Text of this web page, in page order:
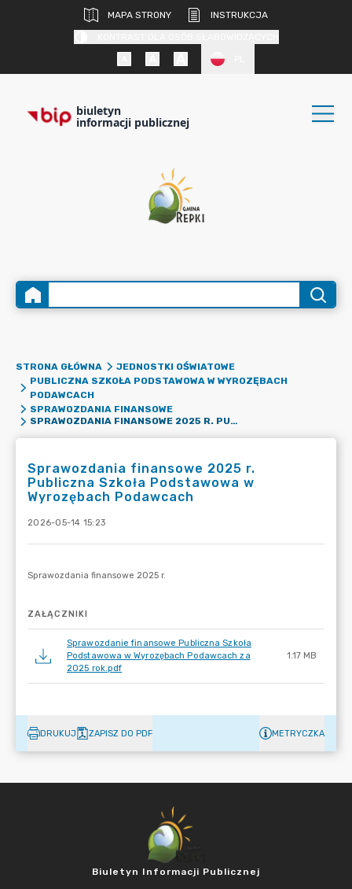
MAPA STRONY
INSTRUKCJA
biuletyn
informacji publicznej
STRONA GŁÓWNA
JEDNOSTKI OŚWIATOWE
PUBLICZNA SZKOŁA PODSTAWOWA W WYROZĘBACH
PODAWCACH
SPRAWOZDANIA FINANSOWE
SPRAWOZDANIA FINANSOWE 2025 R. PUBLICZNA SZKOŁA PODSTAWOWA W WYROZĘBACH PODAWCACH
Sprawozdania finansowe 2025 r.
Publiczna Szkoła Podstawowa w
Wyrozębach Podawcach
2026-05-14 15:23
ZAŁĄCZNIKI
Sprawozdanie finansowe Publiczna Szkoła
Podstawowa w Wyrozębach Podawcach za
2025 rok.pdf
1.17 MB
DRUKUJ ZAPISZ DO PDF METRYCZKA
Biuletyn Informacji Publicznej